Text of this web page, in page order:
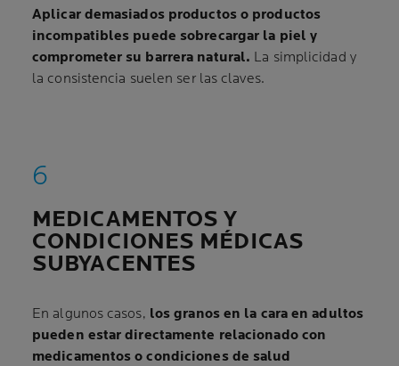
Aplicar demasiados productos o productos
incompatibles puede sobrecargar la piel y
comprometer su barrera natural. La simplicidad y
la consistencia suelen ser las claves.
MEDICAMENTOS Y
CONDICIONES MÉDICAS
SUBYACENTES
En algunos casos, los granos en la cara en adultos
pueden estar directamente relacionado con
medicamentos o condiciones de salud